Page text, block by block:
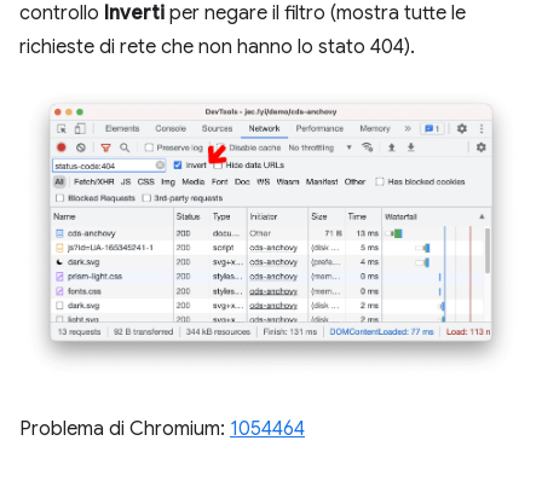
controllo Inverti per negare il filtro (mostra tutte le
richieste di rete che non hanno lo stato 404).
Problema di Chromium: 1054464